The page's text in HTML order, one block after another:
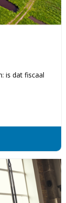
is dat fiscaal